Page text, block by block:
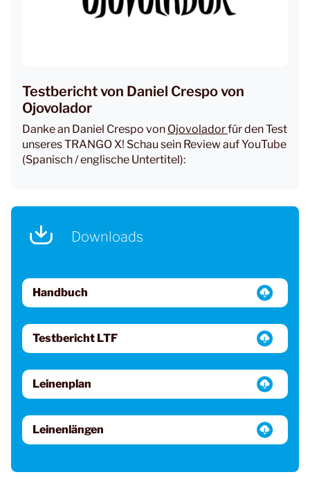
Testbericht von Daniel Crespo von
Ojovolador
Danke an Daniel Crespo von Ojovoladorfür den Test
unseres TRANGO X! Schau sein Review auf YouTube
(Spanisch / englische Untertitel):
Downloads
Handbuch
Testbericht LTF
Leinenplan
Leinenlängen